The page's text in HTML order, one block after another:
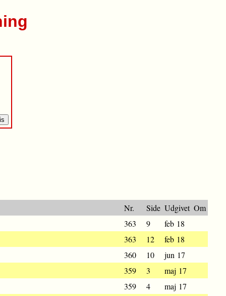
Nr. Side Udgivet Om
363
9
feb 18
363
12
feb 18
360
10
jun 17
359
3
maj 17
359
4
maj 17